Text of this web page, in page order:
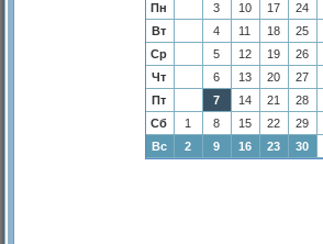
Пн 3 10 17 24
Вт
4 11 18
25
Ср
5 12 19
26
Чт
6 13 20
27
Пт
7 14 21
28
Сб
1 8 15 22
29
Вс
2 9 16 23 30